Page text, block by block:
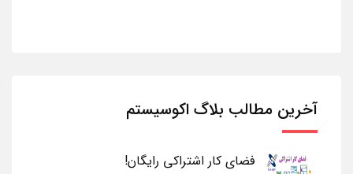
آخرین مطالب بلاگ اکوسیستم
فضای کار اشتراکی رایگان!